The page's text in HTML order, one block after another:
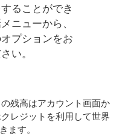
ることができ
ニューから、
プションをお
い。
残高はアカウント画面か
レジットを利用して世界
ます。